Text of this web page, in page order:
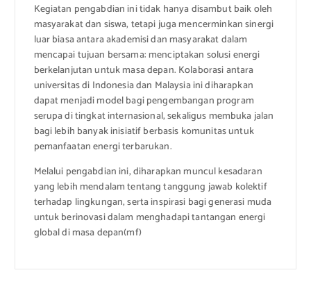
Kegiatan pengabdian ini tidak hanya disambut baik oleh
masyarakat dan siswa, tetapi juga mencerminkan sinergi
luar biasa antara akademisi dan masyarakat dalam
mencapai tujuan bersama: menciptakan solusi energi
berkelanjutan untuk masa depan. Kolaborasi antara
universitas di Indonesia dan Malaysia ini diharapkan
dapat menjadi model bagi pengembangan program
serupa di tingkat internasional, sekaligus membuka jalan
bagi lebih banyak inisiatif berbasis komunitas untuk
pemanfaatan energi terbarukan.
Melalui pengabdian ini, diharapkan muncul kesadaran
yang lebih mendalam tentang tanggung jawab kolektif
terhadap lingkungan, serta inspirasi bagi generasi muda
untuk berinovasi dalam menghadapi tantangan energi
global di masa depan(mf)